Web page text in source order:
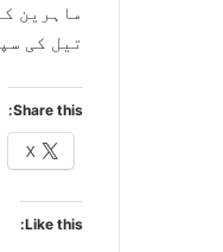
ماہرین
تیل کی
Share this:
X
Like this: